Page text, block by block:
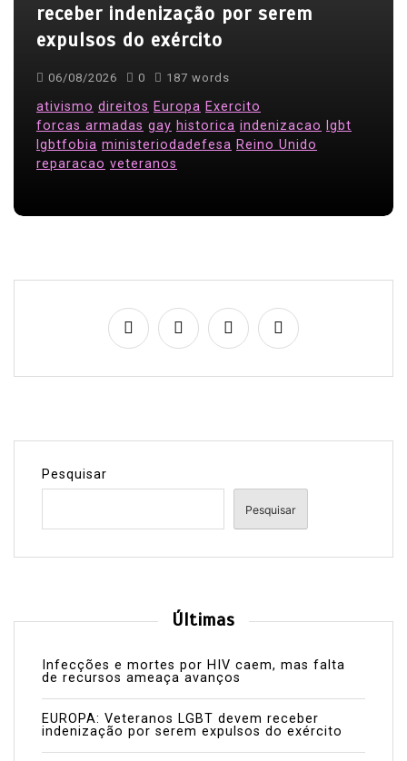
receber indenização por serem
expulsos do exército
06/08/2026 0 187 words
ativismo direitos Europa Exercito
forcas armadas gay historica indenizacao
lgbt
lgbtfobia ministeriodadefesa Reino Unido
reparacao veteranos
Pesquisar
Pesquisar
Últimas
Infecções e mortes por HIV caem, mas falta
de recursos ameaça avanços
EUROPA: Veteranos LGBT devem receber
indenização por serem expulsos do exército